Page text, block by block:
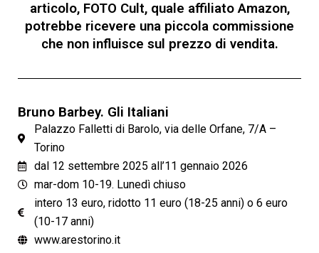
articolo, FOTO Cult, quale affiliato Amazon,
potrebbe ricevere una piccola commissione
che non influisce sul prezzo di vendita.
Bruno Barbey. Gli Italiani
Palazzo Falletti di Barolo, via delle Orfane, 7/A –
Torino
dal 12 settembre 2025 all’11 gennaio 2026
mar-dom 10-19. Lunedì chiuso
intero 13 euro, ridotto 11 euro (18-25 anni) o 6 euro
(10-17 anni)
www.arestorino.it